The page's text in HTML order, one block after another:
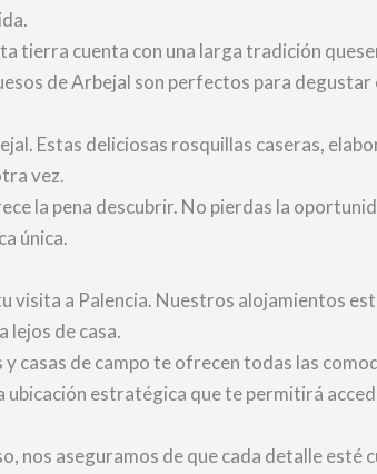
tierra cuenta con una larga tradición
de Arbejal son perfectos para degustar
Estas deliciosas rosquillas caseras,
vez.
la pena descubrir. No pierdas la
única.
a Palencia. Nuestros alojamientos
lejos de casa.
casas de campo te ofrecen todas las
estratégica que te permitirá
nos aseguramos de que cada detalle esté